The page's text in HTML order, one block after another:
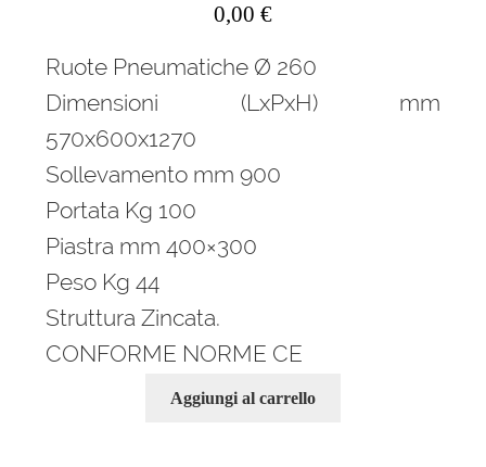
0,00 €
Ruote Pneumatiche Ø 260
Dimensioni (LxPxH) mm
570x600x1270
Sollevamento mm 900
Portata Kg 100
Piastra mm 400×300
Peso Kg 44
Struttura Zincata.
CONFORME NORME CE
Aggiungi al carrello